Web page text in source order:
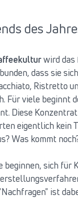
des
wird das
dass sie
Ristretto
Für viele beginnt
Diese
eigentlich kein
Was kommt
beginnen, sich
ist